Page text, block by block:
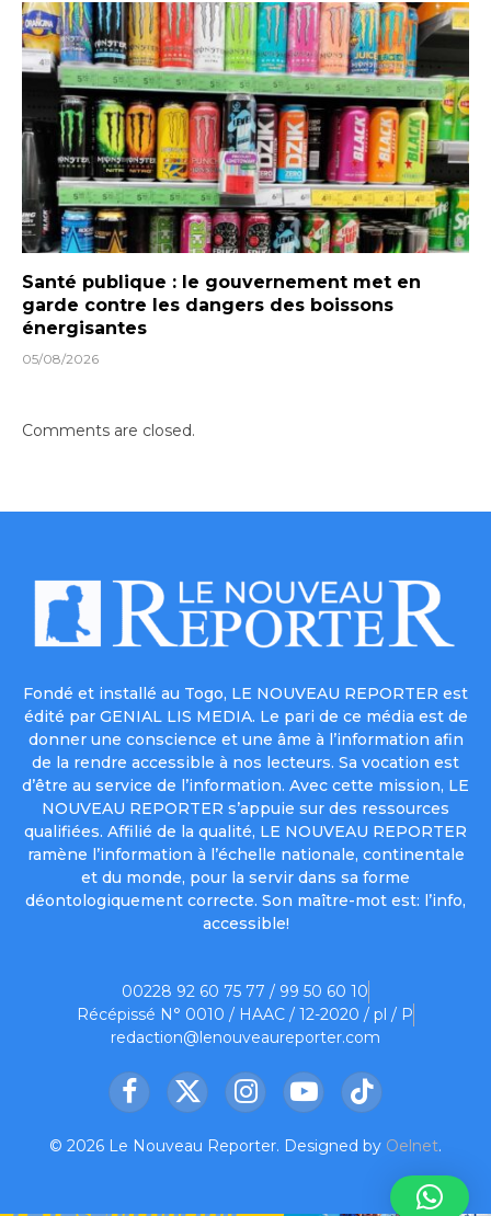
Santé publique : le gouvernement met en
garde contre les dangers des boissons
énergisantes
05/08/2026
Comments are closed.
Fondé et installé au Togo, LE NOUVEAU REPORTER est
édité par GENIAL LIS MEDIA. Le pari de ce média est de
donner une conscience et une âme à l’information afin
de la rendre accessible à nos lecteurs. Sa vocation est
d’être au service de l’information. Avec cette mission, LE
NOUVEAU REPORTER s’appuie sur des ressources
qualifiées. Affilié de la qualité, LE NOUVEAU REPORTER
ramène l’information à l’échelle nationale, continentale
et du monde, pour la servir dans sa forme
déontologiquement correcte. Son maître-mot est: l’info,
accessible!
00228 92 60 75 77 / 99 50 60 10
Récépissé N° 0010 / HAAC / 12-2020 / pl / P
redaction@lenouveaureporter.com
Facebook
X
InstagramYouTubeTikTok
© 2026 Le Nouveau Reporter. Designed by Oelnet.